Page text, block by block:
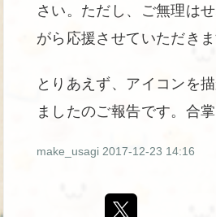
さい。ただし、ご無理は
がら応援させていただきま
とりあえず、アイコンを
ましたのご報告です。合掌
make_usagi 2017-12-23 14:16